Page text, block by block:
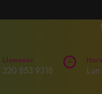
Llamanos
320 853 9318